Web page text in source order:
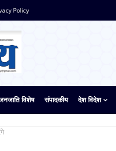
Policy
विशेष संपादकीय देश विदेश